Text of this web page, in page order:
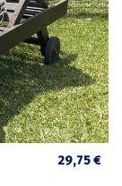
29,75 €